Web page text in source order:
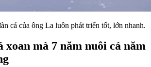
cá của ông La luôn phát triển tốt, lớn nhanh.
xoan mà 7 năm nuôi cá năm